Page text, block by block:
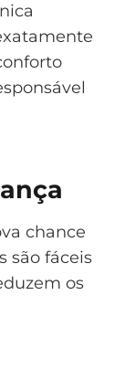
chance
são fáceis
os